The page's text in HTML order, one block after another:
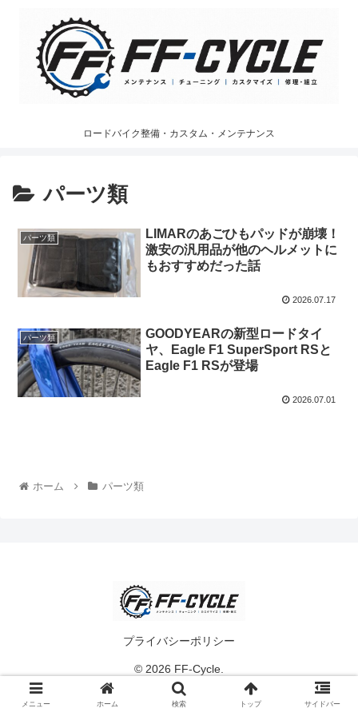
ロードバイク整備・カスタム・メンテナンス
パーツ類
パーツ類
LIMARのあごひもパッドが崩壊！
激安の汎用品が他のヘルメットに
もおすすめだった話
2026.07.17
パーツ類
GOODYEARの新型ロードタイ
ヤ、Eagle F1 SuperSport RSと
Eagle F1 RSが登場
2026.07.01
ホーム パーツ類
プライバシーポリシー
© 2026 FF-Cycle.
メニュー ホーム 検索 トップ サイドバー